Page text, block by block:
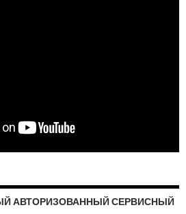
АВТОРИЗОВАННЫЙ СЕРВИСНЫЙ